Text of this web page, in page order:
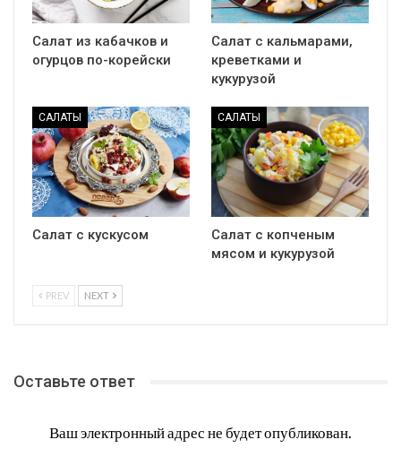
Салат из кабачков и
огурцов по-корейски
Салат с кальмарами,
креветками и
кукурузой
САЛАТЫ
Салат с кускусом
САЛАТЫ
Салат с копченым
мясом и кукурузой
PREV NEXT
Оставьте ответ
Ваш электронный адрес не будет опубликован.